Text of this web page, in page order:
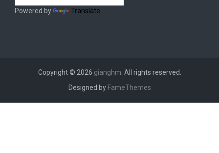
Powered by Translate
Copyright © 2026 gianghm. All rights reserved.
Designed by FameThemes